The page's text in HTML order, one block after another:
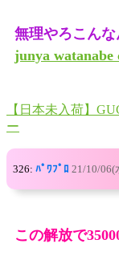
無理やろこんな
junya watanabe
【日本未入荷】
ー
326: ﾊﾟﾜﾌﾟﾛ 21/10/06(
この解放で